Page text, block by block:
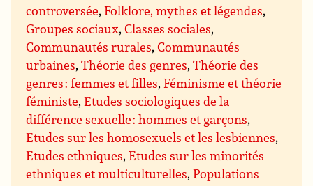
controversée,Folklore, mythes et légendes,
Groupes sociaux,Classes sociales,
Communautés rurales,Communautés
urbaines,Théorie des genres,Théorie des
genres : femmes et filles,Féminisme et théorie
féministe,Etudes sociologiques de la
différence sexuelle : hommes et garçons,
Etudes sur les homosexuels et les lesbiennes,
Etudes ethniques,Etudes sur les minorités
ethniques et multiculturelles,Populations